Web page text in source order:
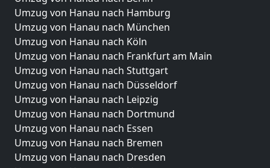
Umzug von Hanau nach Hamburg
Umzug von Hanau nach München
Umzug von Hanau nach Köln
Umzug von Hanau nach Frankfurt am Main
Umzug von Hanau nach Stuttgart
Umzug von Hanau nach Düsseldorf
Umzug von Hanau nach Leipzig
Umzug von Hanau nach Dortmund
Umzug von Hanau nach Essen
Umzug von Hanau nach Bremen
Umzug von Hanau nach Dresden